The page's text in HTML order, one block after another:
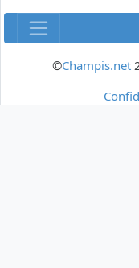
©Champis.net